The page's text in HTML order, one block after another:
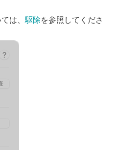
は、駆除を参照してくださ